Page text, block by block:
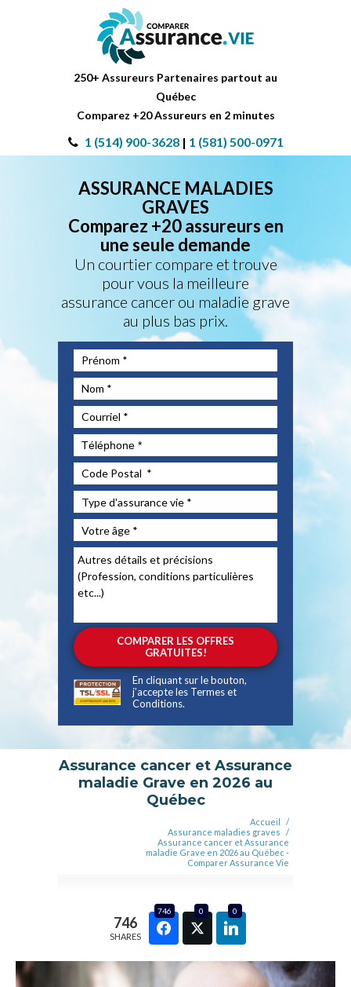
250+ Assureurs Partenaires partout au
Québec
Comparez +20 Assureurs en 2 minutes
1 (514) 900-3628| 1 (581) 500-0971
ASSURANCE MALADIES
GRAVES
Comparez +20 assureurs en
une seule demande
Un courtier compare et trouve
pour vous la meilleure
assurance cancer ou maladie grave
au plus bas prix.
En cliquant sur le bouton,
j’accepte les Termes et
Conditions.
Assurance cancer et Assurance
maladie Grave en 2026 au
Québec
Accueil
/
Assurance maladies graves
/
Assurance cancer et Assurance
maladie Grave en 2026 au Québec -
Comparer Assurance Vie
746
SHARES
746 0 0